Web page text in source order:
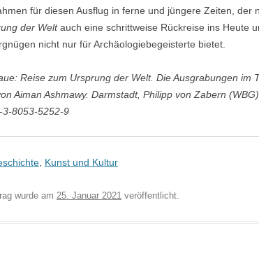
für diesen Ausflug in ferne und jüngere Zeiten, der
der Weltauch eine schrittweise Rückreise ins Heute
nicht nur für Archäologiebegeisterte bietet.
Reise zum Ursprung der Welt. Die Ausgrabungen im
Aiman Ashmawy. Darmstadt, Philipp von Zabern
3-8053-5252-9
Kunst und Kultur
wurde am 25. Januar 2021 veröffentlicht.